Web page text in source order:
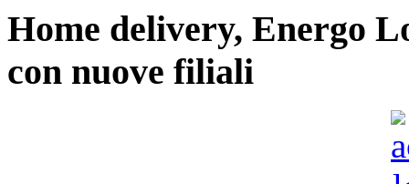
Home delivery, Energo
con nuove filiali